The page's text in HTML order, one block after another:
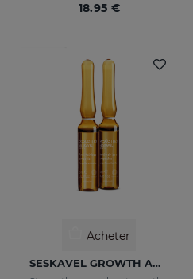
18.95 €
Acheter
SESKAVEL GROWTH Ampoules Anti-Chute